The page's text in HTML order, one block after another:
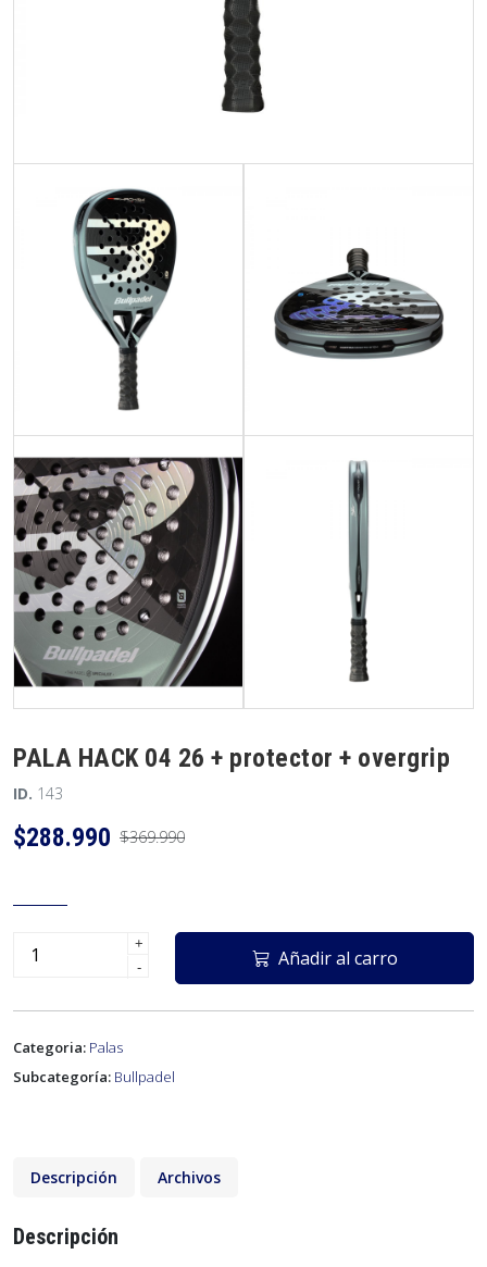
PALA HACK 04 26 + protector + overgrip
ID. 143
$288.990 $369.990
+
-
Añadir al carro
Categoria: Palas
Subcategoría: Bullpadel
Descripción Archivos
Descripción